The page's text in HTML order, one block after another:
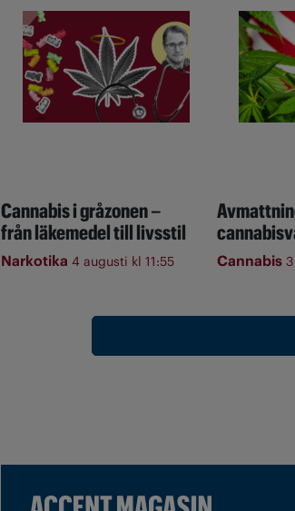
Cannabis i gråzonen –
från läkemedel till livsstil
Narkotika 4 augusti kl 11:55 Cannabis